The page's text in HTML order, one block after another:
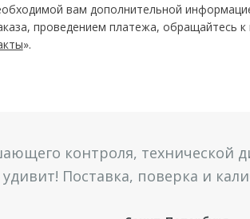
вам дополнительной
проведением платежа, обращайтесь
».
контроля, технической
Поставка, поверка и